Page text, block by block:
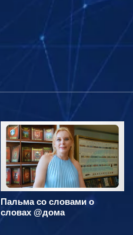
Пальма со словами о
словах @дома